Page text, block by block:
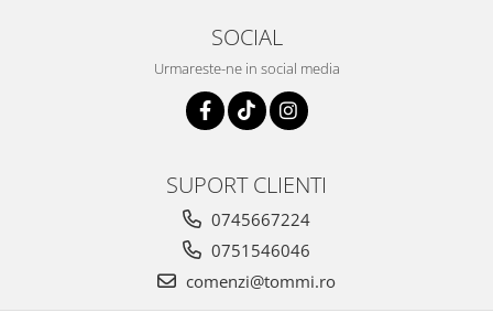
SOCIAL
Urmareste-ne in social media
SUPORT CLIENTI
0745667224
0751546046
comenzi@tommi.ro